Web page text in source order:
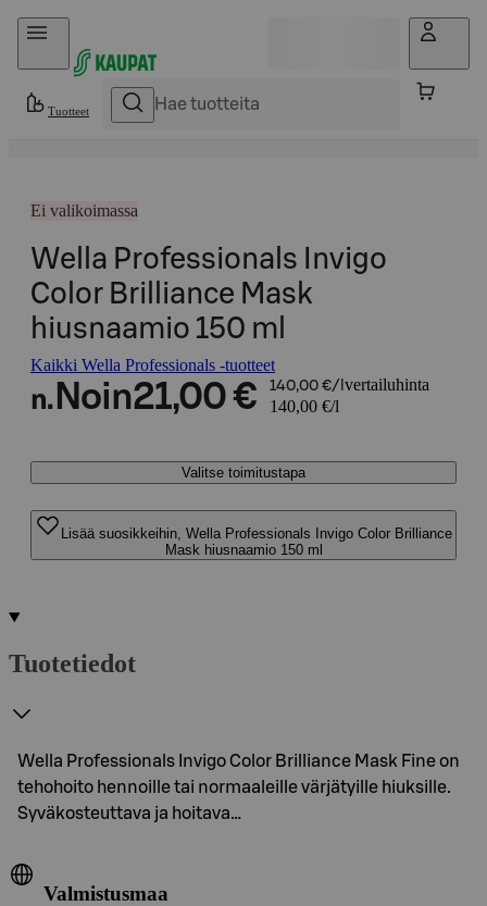
Hyppää sisältöön
Tuotteet
Ei valikoimassa
Wella Professionals Invigo
Color Brilliance Mask
hiusnaamio 150 ml
Kaikki Wella Professionals -tuotteet
n. Noin21,00 € 140,00 €/l vertailuhinta
140,00 €/l
Valitse toimitustapa
Lisää suosikkeihin, Wella Professionals Invigo Color Brilliance
Mask hiusnaamio 150 ml
Tuotetiedot
Wella Professionals Invigo Color Brilliance Mask Fine on
tehohoito hennoille tai normaaleille värjätyille hiuksille.
Syväkosteuttava ja hoitava…
Valmistusmaa